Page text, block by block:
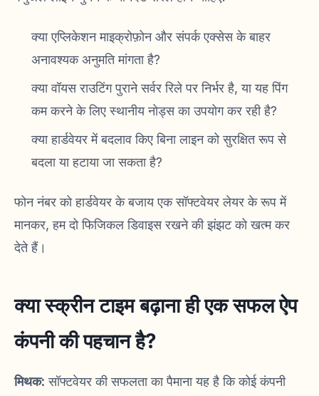
क्या एप्लिकेशन माइक्रोफ़ोन और संपर्क एक्सेस के बाहर
अनावश्यक अनुमति मांगता है?
क्या वॉयस राउटिंग पुराने सर्वर रिले पर निर्भर है, या यह पिंग
कम करने के लिए स्थानीय नोड्स का उपयोग कर रही है?
क्या हार्डवेयर में बदलाव किए बिना लाइन को सुरक्षित रूप से
बदला या हटाया जा सकता है?
फोन नंबर को हार्डवेयर के बजाय एक सॉफ्टवेयर लेयर के रूप में
मानकर, हम दो फिजिकल डिवाइस रखने की झंझट को खत्म कर
देते हैं।
क्या स्क्रीन टाइम बढ़ाना ही एक सफल ऐप
कंपनी की पहचान है?
मिथक: सॉफ्टवेयर की सफलता का पैमाना यह है कि कोई कंपनी